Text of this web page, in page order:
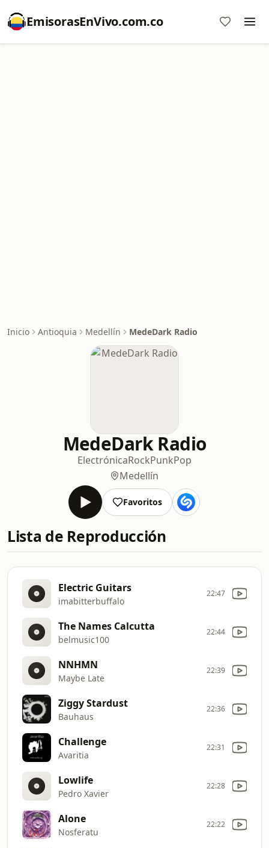
EmisorasEnVivo.com.co
Inicio Antioquia Medellín MedeDark Radio
MedeDark Radio
ElectrónicaRockPunkPop
Medellín
Favoritos
Lista de Reproducción
Electric Guitars
imabitterbuffalo
22:47
The Names Calcutta
belmusic100
22:44
NNHMN
Maybe Late
22:39
Ziggy Stardust
Bauhaus
22:36
Challenge
Avaritia
22:31
Lowlife
Pedro Xavier
22:28
Alone
Nosferatu
22:22